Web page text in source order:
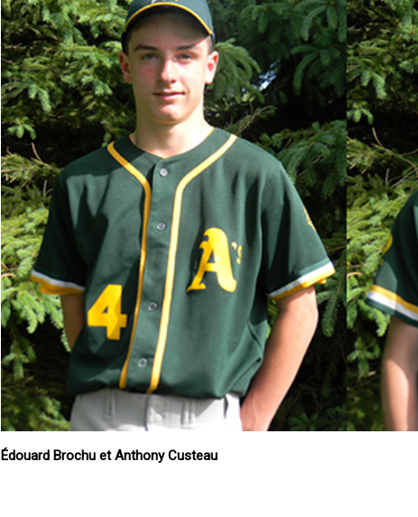
Édouard Brochu et Anthony Custeau